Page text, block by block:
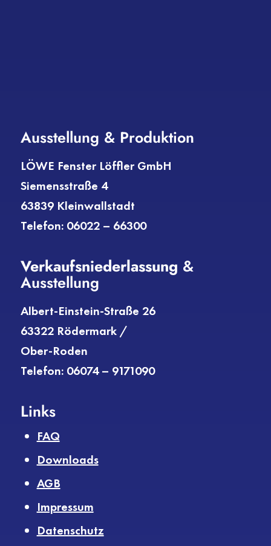
Ausstellung & Produktion
LÖWE Fenster Löffler GmbH
Siemensstraße 4
63839 Kleinwallstadt
Telefon: 06022 – 66300
Verkaufs­niederlassung &
Ausstellung
Albert-Einstein-Straße 26
63322 Rödermark /
Ober-Roden
Telefon: 06074 – 9171090
Links
FAQ
Downloads
AGB
Impressum
Datenschutz